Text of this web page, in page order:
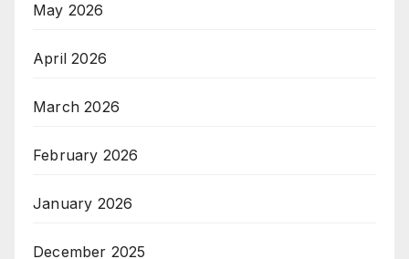
May 2026
April 2026
March 2026
February 2026
January 2026
December 2025